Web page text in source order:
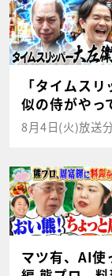
「タイムス
似の侍がやっ
8月4日(火)放送
マツ有、AI使